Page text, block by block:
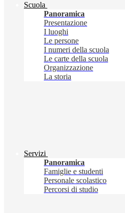
Scuola
Panoramica
Presentazione
I luoghi
Le persone
I numeri della scuola
Le carte della scuola
Organizzazione
La storia
Servizi
Panoramica
Famiglie e studenti
Personale scolastico
Percorsi di studio